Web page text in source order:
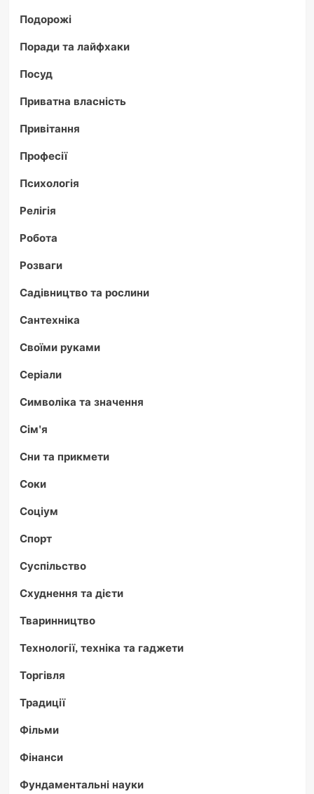
Подорожі
Поради та лайфхаки
Посуд
Приватна власність
Привітання
Професії
Психологія
Релігія
Робота
Розваги
Садівництво та рослини
Сантехніка
Своїми руками
Серіали
Символіка та значення
Сім'я
Сни та прикмети
Соки
Соціум
Спорт
Суспільство
Схуднення та дієти
Тваринництво
Технології, техніка та гаджети
Торгівля
Традиції
Фільми
Фінанси
Фундаментальні науки